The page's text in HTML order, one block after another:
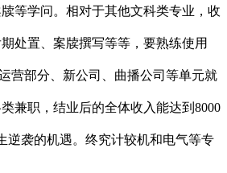
等学问。相对于其他文科类专业，收
处置、案牍撰写等等，要熟练使用
营部分、新公司、曲播公司等单元就
兼职，结业后的全体收入能达到8000
逆袭的机遇。终究计较机和电气等专